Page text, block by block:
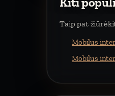
Taip pat
Mobilus
Mobilus